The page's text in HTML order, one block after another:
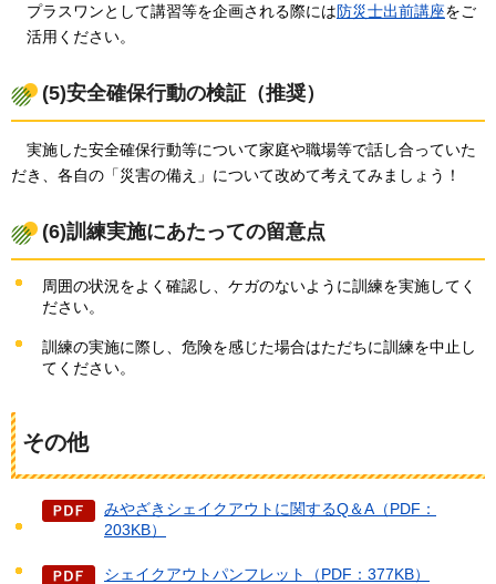
プラスワンとして講習等を企画される際には防災士出前講座をご
活用ください。
(5)安全確保行動の検証（推奨）
実施した安全確保行動等について家庭や職場等で話し合っていた
だき、各自の「災害の備え」について改めて考えてみましょう！
(6)訓練実施にあたっての留意点
周囲の状況をよく確認し、ケガのないように訓練を実施してく
ださい。
訓練の実施に際し、危険を感じた場合はただちに訓練を中止し
てください。
その他
みやざきシェイクアウトに関するQ＆A（PDF：
203KB）
シェイクアウトパンフレット（PDF：377KB）